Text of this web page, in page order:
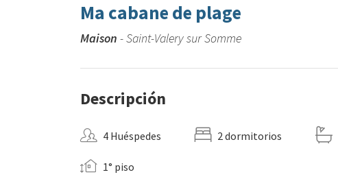
Ma cabane de plage
Maison - Saint-Valery sur Somme
Descripción
4 Huéspedes 2 dormitorios
1° piso